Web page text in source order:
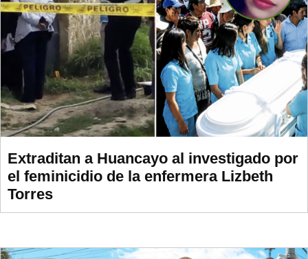
Extraditan a Huancayo al investigado por
el feminicidio de la enfermera Lizbeth
Torres